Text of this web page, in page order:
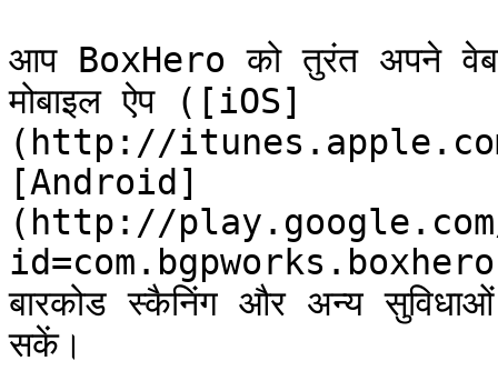
आप BoxHero को तुरंत अपने
मोबाइल ऐप ([iOS]
(http://
[Android]
(http://
बारकोड स्कैनिंग और अन्य
सकें।